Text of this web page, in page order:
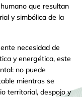
que resultan
y simbólica de la
necesidad de
y energética, este
no puede
mientras se
territorial, despojo y